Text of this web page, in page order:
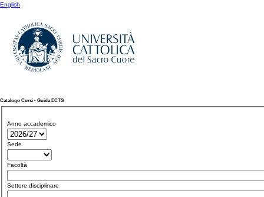
English
Catalogo Corsi - Guida ECTS
Anno accademico
Sede
Facoltà
Settore disciplinare